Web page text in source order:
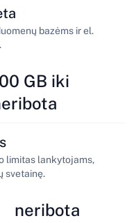
bazėms ir el.
GB iki
limitas lankytojams,
svetainę.
neribota